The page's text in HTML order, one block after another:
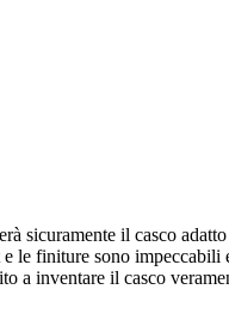
sicuramente il casco
finiture sono
a inventare il casco